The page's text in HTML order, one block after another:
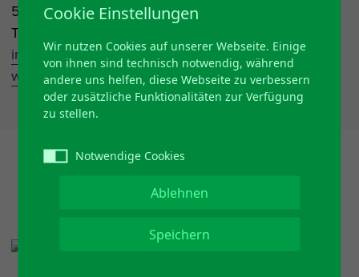
51580 Reichshof Eckenhagen
Tel.:
info@affen-und-vogelpark.de
www.affen-und-vogelpark.de
Cookie Einstellungen
Wir nutzen Cookies auf unserer Webseite. Einige
von ihnen sind technisch notwendig, während
andere uns helfen, diese Webseite zu verbessern
oder zusätzliche Funktionalitäten zur Verfügung
zu stellen.
Notwendige Cookies
Ablehnen
Speichern